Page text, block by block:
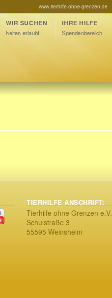
www.tierhilfe-ohne-grenzen.de
WIR SUCHEN
helfen erlaubt!
IHRE HILFE
Spendenbereich
TIERHILFE ANSCHRIFT:
Tierhilfe ohne Grenzen e.V.
Schulstraße 3
55595 Weinsheim